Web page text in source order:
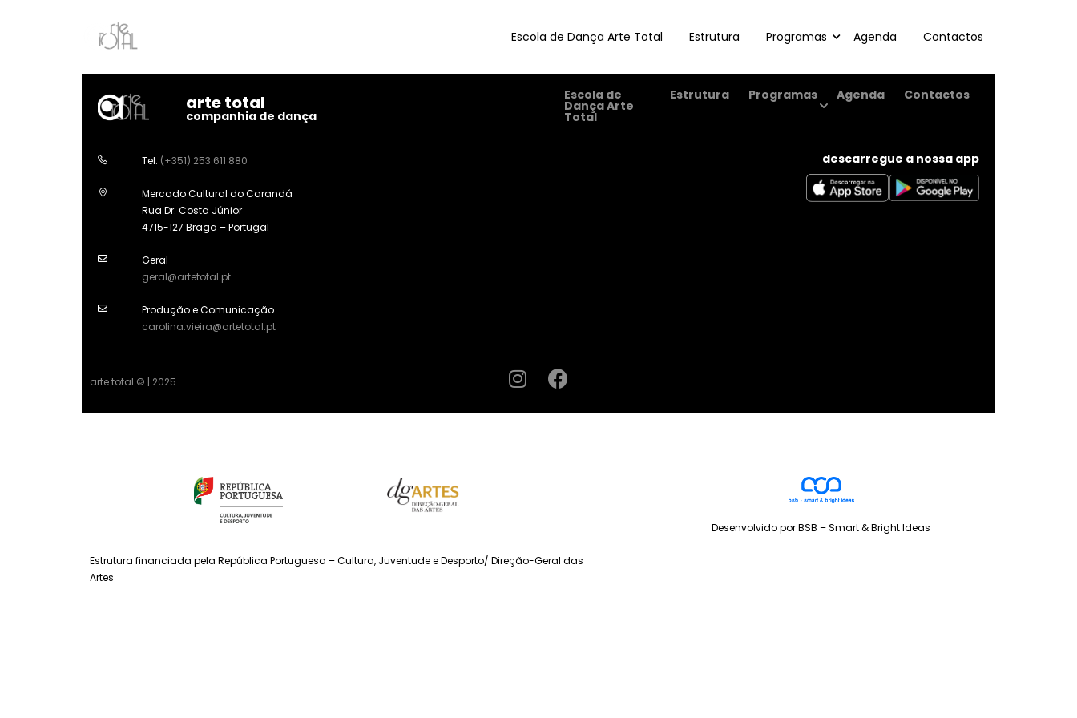
Escola de Dança Arte Total Estrutura Programas Agenda Contactos
arte total
companhia de dança
Tel: (+351) 253 611 880
Mercado Cultural do Carandá
Rua Dr. Costa Júnior
4715-127 Braga – Portugal
Geral
geral@artetotal.pt
Produção e Comunicação
carolina.vieira@artetotal.pt
Escola de
Dança Arte
Total
Estrutura Programas Agenda Contactos
descarregue a nossa app
arte total © | 2025
Desenvolvido por BSB – Smart & Bright Ideas
Estrutura financiada pela República Portuguesa – Cultura, Juventude e Desporto/ Direção-Geral das
Artes